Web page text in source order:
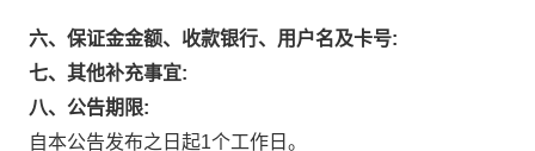
六、保证金金额、收款银行、用户名及卡号:
七、其他补充事宜:
八、公告期限:
自本公告发布之日起1个工作日。